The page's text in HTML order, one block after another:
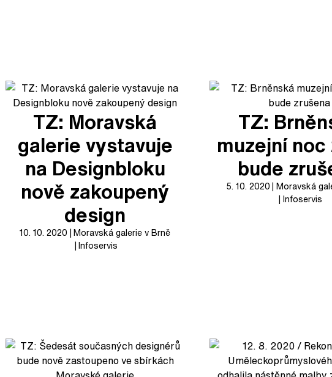
TZ: Moravská
galerie vystavuje
na Designbloku
nově zakoupený
design
10. 10. 2020 Moravská galerie v Brně
Infoservis
TZ:
muzejní
bude
5. 10. 2020 Moravská
Infoservis